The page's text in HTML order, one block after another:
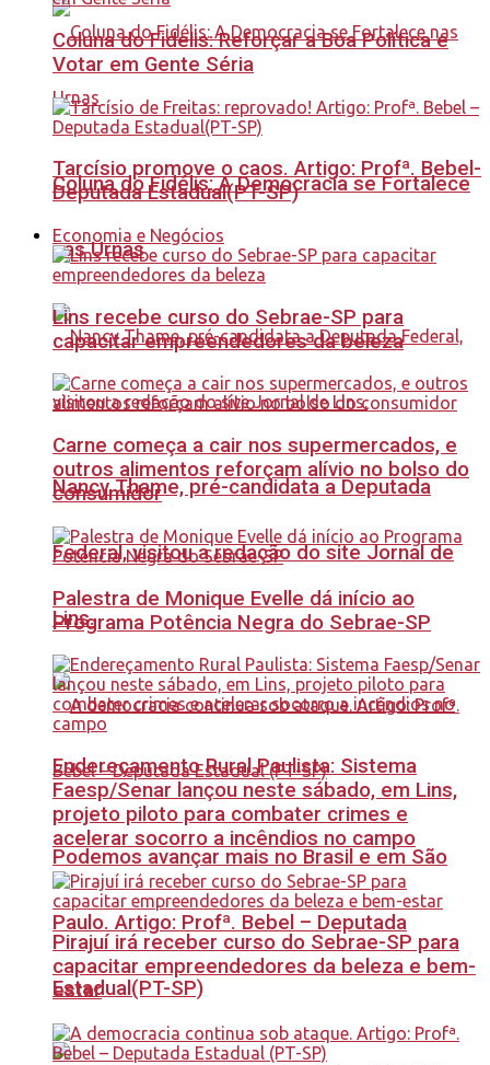
Coluna do Fidélis: A Democracia se Fortalece
nas Urnas
Nancy Thame, pré-candidata a Deputada
Federal, visitou a redação do site Jornal de
Lins.
Podemos avançar mais no Brasil e em São
Paulo. Artigo: Profª. Bebel – Deputada
Estadual(PT-SP)
Coluna do Fidelis: Reforçar a Boa Política e
Votar em Gente Séria
Tarcísio promove o caos. Artigo: Profª. Bebel-
Deputada Estadual(PT-SP)
Economia e Negócios
Lins recebe curso do Sebrae-SP para
capacitar empreendedores da beleza
Carne começa a cair nos supermercados, e
outros alimentos reforçam alívio no bolso do
consumidor
Palestra de Monique Evelle dá início ao
Programa Potência Negra do Sebrae-SP
Endereçamento Rural Paulista: Sistema
Faesp/Senar lançou neste sábado, em Lins,
projeto piloto para combater crimes e
acelerar socorro a incêndios no campo
Pirajuí irá receber curso do Sebrae-SP para
capacitar empreendedores da beleza e bem-
estar